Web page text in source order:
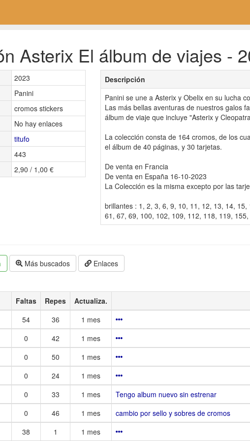
Asterix El álbum de viajes -
2023
Panini
cromos stickers
No hay enlaces
titufo
443
2,90 / 1,00 €
Descripción
Panini se une a Asterix y Obelix en su lucha
Las más bellas aventuras de nuestros galos
álbum de viaje que incluye "Asterix y
La colección consta de 164 cromos, de los
el álbum de 40 páginas, y 30 tarjetas.
De venta en Francia
De venta en España 16-10-2023
La Colección es la misma excepto por las
brillantes : 1, 2, 3, 6, 9, 10, 11, 12, 13, 14,
61, 67, 69, 100, 102, 109, 112, 118, 119,
Más buscados Enlaces
Faltas Repes Actualiza.
54 36
1 mes
0 42
1 mes
0 50
1 mes
0 24
1 mes
0 33 1 mes
Tengo album nuevo sin estrenar
0 46 1 mes
cambio por sello y sobres de cromos
38 1
1 mes